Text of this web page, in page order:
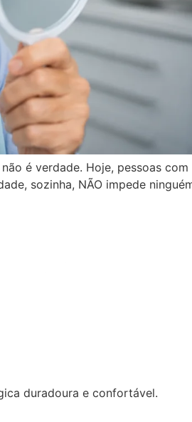
é verdade. Hoje, pessoas
sozinha, NÃO impede
duradoura e confortável.